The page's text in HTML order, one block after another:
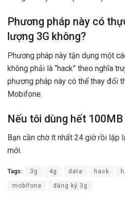
Phương pháp này có
lượng 3G không?
Phương pháp này tận dụng một
không phải là “hack” theo nghĩa
phương pháp này có thể thay đổi
Mobifone.
Nếu tôi dùng hết
Bạn cần chờ ít nhất 24 giờ rồi
mới.
Tags: 3g 4g data hack
mobifone đăng ký 3g